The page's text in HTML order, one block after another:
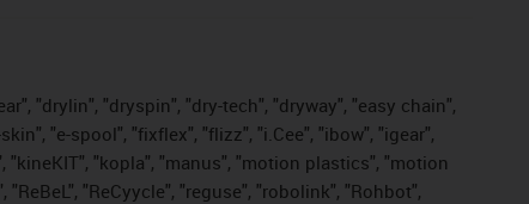
"drylin", "dryspin", "dry-tech", "dryway", "easy chain",
"e-spool", "fixflex", "flizz", "i.Cee", "ibow", "igear",
"kopla", "manus", "motion plastics", "motion
"ReCyycle", "reguse", "robolink", "Rohbot",